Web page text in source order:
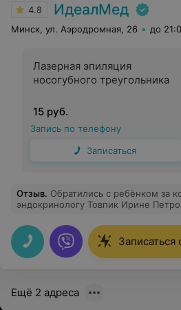
4.8 ИдеалМед
Минск, ул. Аэродромная, 26 до
Лазерная эпиляция
носогубного треугольника
15 руб.
Запись по телефону
Записаться
Отзыв. Обратились с ребёнком за
эндокринологу Товпик Ирине
через месяц придем повторно.
стоянки свободной для автомобиля
было.
Записаться
Ещё 2 адреса